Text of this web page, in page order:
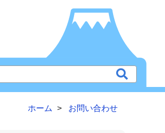
ホーム お問い合わせ